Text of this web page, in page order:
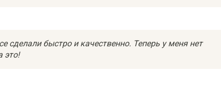
сделали быстро и качественно. Теперь у меня нет
это!